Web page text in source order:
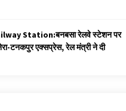
Station:बनबसा रेलवे स्टेशन पर
टनकपुर एक्सप्रेस, रेल मंत्री ने दी